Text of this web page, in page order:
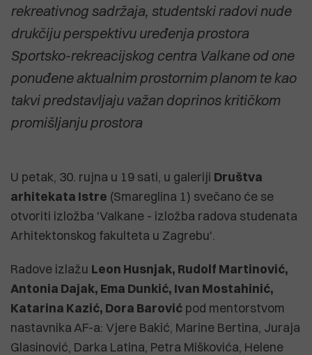
rekreativnog sadržaja, studentski radovi nude
drukčiju perspektivu uređenja prostora
Sportsko-rekreacijskog centra Valkane od one
ponuđene aktualnim prostornim planom te kao
takvi predstavljaju važan doprinos kritičkom
promišljanju prostora
U petak, 30. rujna u 19 sati, u galeriji Društva
arhitekata Istre (Smareglina 1) svečano će se
otvoriti izložba 'Valkane - izložba radova studenata
Arhitektonskog fakulteta u Zagrebu'.
Radove izlažu Leon Husnjak, Rudolf Martinović,
Antonia Dajak, Ema Dunkić, Ivan Mostahinić,
Katarina Kazić, Dora Barović pod mentorstvom
nastavnika AF-a: Vjere Bakić, Marine Bertina, Juraja
Glasinović, Darka Latina, Petra Miškovića, Helene